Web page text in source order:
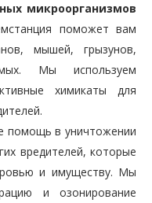
микроорганизмов
поможет вам
мышей, грызунов,
Мы используем
химикаты для
помощь в уничтожении
вредителей, которые
и имуществу. Мы
и озонирование